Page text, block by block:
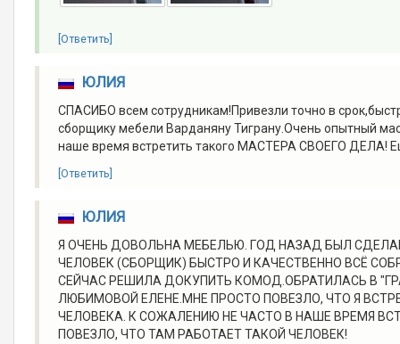
[Ответить]
ЮЛИЯ
СПАСИБО всем сотрудникам!Привезли точно в
сборщику мебели Варданяну Тиграну.Очень опытный
наше время встретить такого МАСТЕРА СВОЕГО ДЕЛА!
[Ответить]
ЮЛИЯ
Я ОЧЕНЬ ДОВОЛЬНА МЕБЕЛЬЮ. ГОД НАЗАД БЫЛ
ЧЕЛОВЕК (СБОРЩИК) БЫСТРО И КАЧЕСТВЕННО ВСЁ
СЕЙЧАС РЕШИЛА ДОКУПИТЬ КОМОД.ОБРАТИЛАСЬ В
ЛЮБИМОВОЙ ЕЛЕНЕ.МНЕ ПРОСТО ПОВЕЗЛО, ЧТО Я
ЧЕЛОВЕКА. К СОЖАЛЕНИЮ НЕ ЧАСТО В НАШЕ ВРЕМЯ
ПОВЕЗЛО, ЧТО ТАМ РАБОТАЕТ ТАКОЙ ЧЕЛОВЕК!